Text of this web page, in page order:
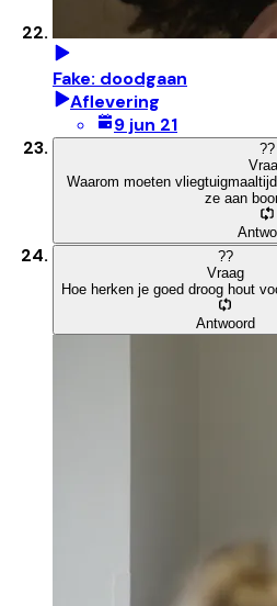
Fake: doodgaan
Aflevering
9 jun 21
??
Waarom moeten
ze aan
??
Vraag
Hoe herken je goed droog hout
Antwoord